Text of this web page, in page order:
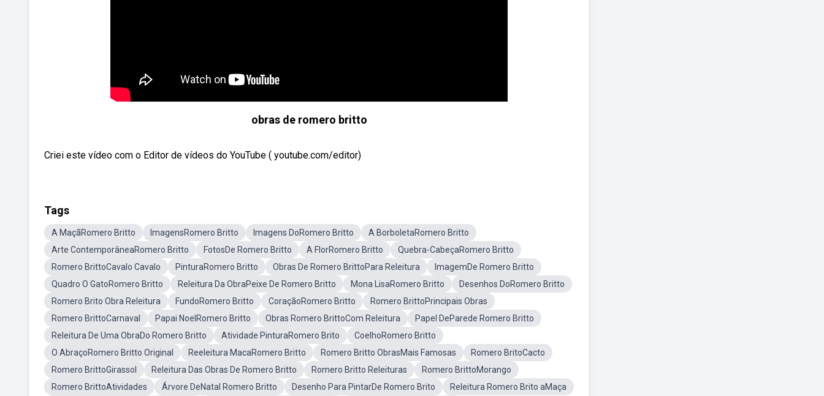
obras de romero britto
Criei este vídeo com o Editor de vídeos do YouTube ( youtube.com/editor)
Tags
A MaçãRomero Britto ImagensRomero Britto Imagens DoRomero Britto
A BorboletaRomero Britto
Arte ContemporâneaRomero Britto
FotosDe Romero Britto A FlorRomero Britto
Quebra-CabeçaRomero Britto
Romero BrittoCavalo Cavalo
PinturaRomero Britto Obras De Romero BrittoPara Releitura
ImagemDe Romero Britto
Quadro O GatoRomero Britto
Releitura Da ObraPeixe De Romero Britto Mona LisaRomero Britto
Desenhos DoRomero Britto
Romero Brito Obra Releitura
FundoRomero Britto CoraçãoRomero Britto
Romero BrittoPrincipais Obras
Romero BrittoCarnaval
Papai NoelRomero Britto Obras Romero BrittoCom Releitura
Papel DeParede Romero Britto
Releitura De Uma ObraDo Romero Britto
Atividade PinturaRomero Brito
CoelhoRomero Britto
O AbraçoRomero Britto Original
Reeleitura MacaRomero Britto Romero Britto ObrasMais Famosas
Romero BritoCacto
Romero BrittoGirassol
Releitura Das Obras De Romero Britto Romero Britto Releituras
Romero BrittoMorango
Romero BrittoAtividades
Árvore DeNatal Romero Britto Desenho Para PintarDe Romero Brito
Releitura Romero Brito aMaça